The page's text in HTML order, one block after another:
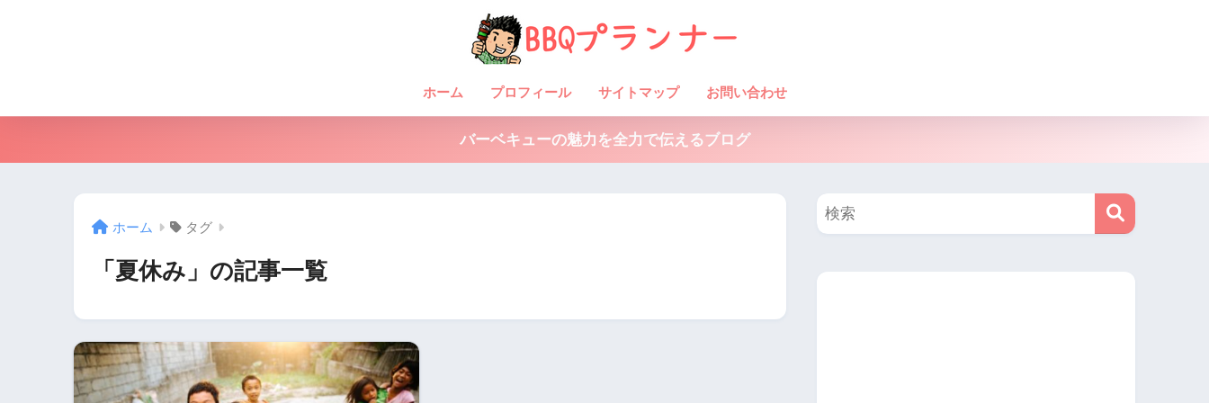
ホーム プロフィール サイトマップ お問い合わせ
バーベキューの魅力を全力で伝えるブログ
ホーム タグ
「夏休み」の記事一覧